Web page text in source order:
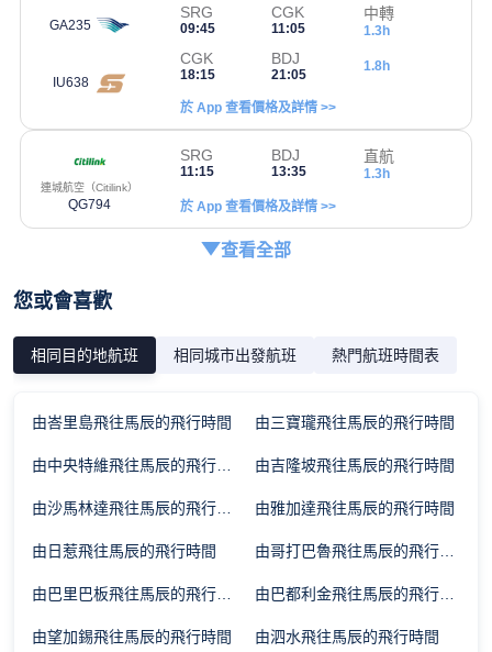
GA235
SRG
09:45
CGK
11:05
中轉
1.3h
IU638
CGK
18:15
BDJ
21:05
1.8h
於 App 查看價格及詳情 >>
連城航空（Citilink）
QG794
SRG
11:15
BDJ
13:35
直航
1.3h
於 App 查看價格及詳情 >>
查看全部
您或會喜歡
相同目的地航班 相同城市出發航班 熱門航班時間表
由峇里島飛往馬辰的飛行時間 由三寶瓏飛往馬辰的飛行時間
由吉隆坡飛往馬辰的飛行時間
由雅加達飛往馬辰的飛行時間
由日惹飛往馬辰的飛行時間
由望加錫飛往馬辰的飛行時間 由泗水飛往馬辰的飛行時間